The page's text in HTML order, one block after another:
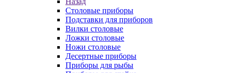
Столовые приборы
Подставки для приборов
Вилки столовые
Ложки столовые
Ножи столовые
Десертные приборы
Приборы для рыбы